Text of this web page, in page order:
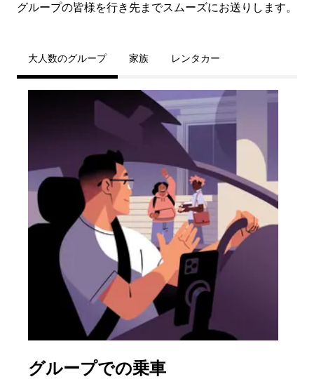
グループの皆様を行き先までスムーズにお送りします。
大人数のグループ 家族 レンタカー
グループでの乗車